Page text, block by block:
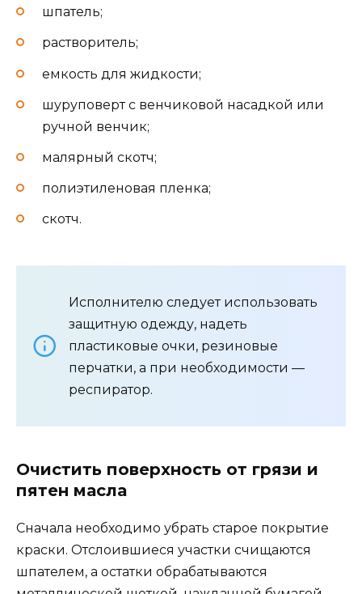
шпатель;
растворитель;
емкость для жидкости;
шуруповерт с венчиковой насадкой или
ручной венчик;
малярный скотч;
полиэтиленовая пленка;
скотч.
Исполнителю следует использовать
защитную одежду, надеть
пластиковые очки, резиновые
перчатки, а при необходимости —
респиратор.
Очистить поверхность от грязи и
пятен масла
Сначала необходимо убрать старое покрытие
краски. Отслоившиеся участки счищаются
шпателем, а остатки обрабатываются